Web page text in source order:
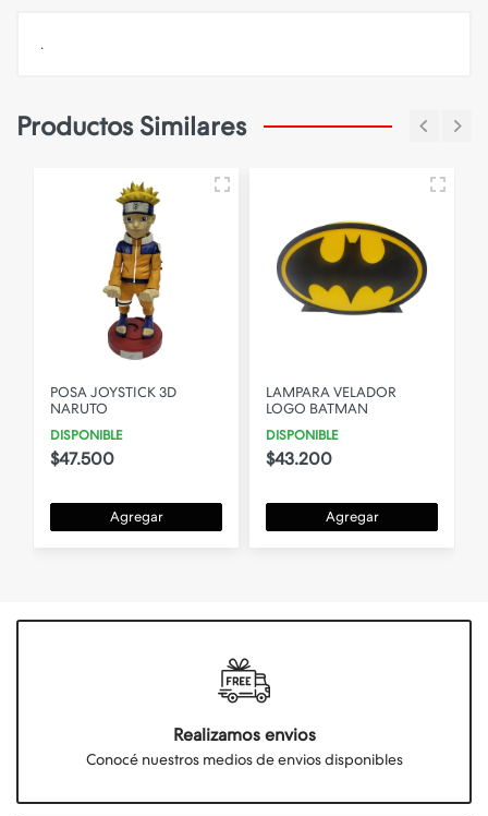
.
Productos Similares
POSA JOYSTICK 3D
NARUTO
DISPONIBLE
$47.500
Agregar
LAMPARA VELADOR
LOGO BATMAN
DISPONIBLE
$43.200
Agregar
Realizamos envios
Conocé nuestros medios de envios disponibles